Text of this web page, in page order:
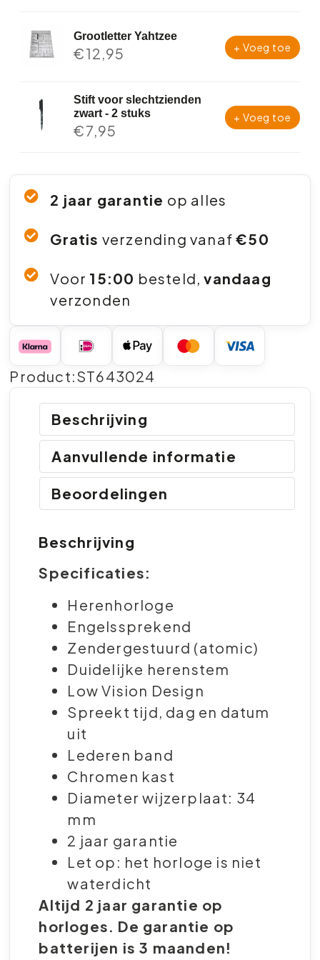
Grootletter Yahtzee
€12,95 + Voeg toe
Stift voor slechtzienden
zwart - 2 stuks
€7,95
+ Voeg toe
2 jaar garantie op alles
Gratis verzending vanaf€50
Voor 15:00 besteld,vandaag
verzonden
Product:ST643024
Beschrijving
Aanvullende informatie
Beoordelingen
Beschrijving
Specificaties:
Herenhorloge
Engelssprekend
Zendergestuurd (atomic)
Duidelijke herenstem
Low Vision Design
Spreekt tijd, dag en datum
uit
Lederen band
Chromen kast
Diameter wijzerplaat: 34
mm
2 jaar garantie
Let op: het horloge is niet
waterdicht
Altijd 2 jaar garantie op
horloges. De garantie op
batterijen is 3 maanden!